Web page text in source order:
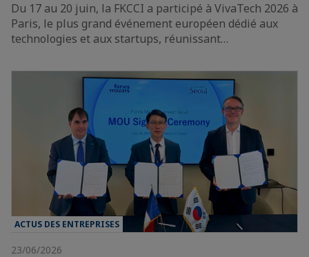
Du 17 au 20 juin, la FKCCI a participé à VivaTech 2026 à
Paris, le plus grand événement européen dédié aux
technologies et aux startups, réunissant…
ACTUS DES ENTREPRISES
23/06/2026